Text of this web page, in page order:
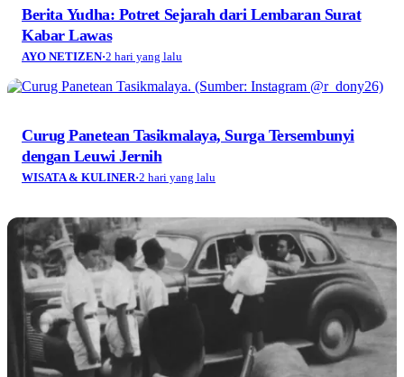
Berita Yudha: Potret Sejarah dari Lembaran Surat
Kabar Lawas
AYO NETIZEN·2 hari yang lalu
Curug Panetean Tasikmalaya, Surga Tersembunyi
dengan Leuwi Jernih
WISATA & KULINER·2 hari yang lalu